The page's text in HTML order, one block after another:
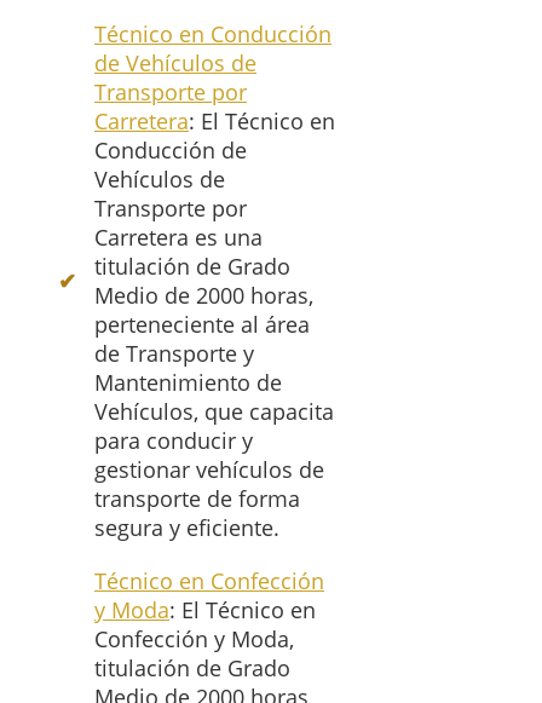
Técnico en Conducción
de Vehículos de
Transporte por
Carretera: El Técnico en
Conducción de
Vehículos de
Transporte por
Carretera es una
titulación de Grado
Medio de 2000 horas,
perteneciente al área
de Transporte y
Mantenimiento de
Vehículos, que capacita
para conducir y
gestionar vehículos de
transporte de forma
segura y eficiente.
Técnico en Confección
y Moda: El Técnico en
Confección y Moda,
titulación de Grado